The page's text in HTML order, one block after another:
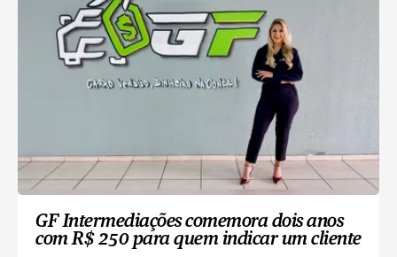
GF Intermediações comemora dois anos
com R$ 250 para quem indicar um cliente